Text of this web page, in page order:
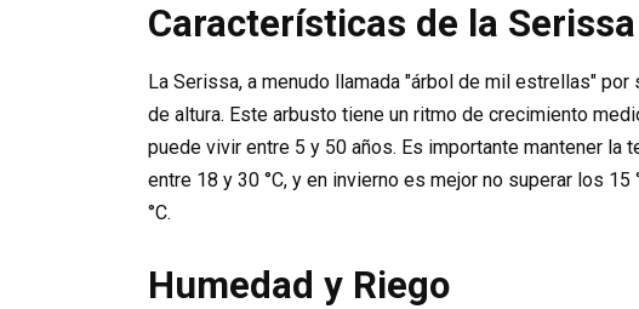
Características de la Serissa
La Serissa, a menudo llamada "árbol de mil estrellas"
de altura. Este arbusto tiene un ritmo de crecimiento
puede vivir entre 5 y 50 años. Es importante mantener la
entre 18 y 30 °C, y en invierno es mejor no superar los
°C.
Humedad y Riego